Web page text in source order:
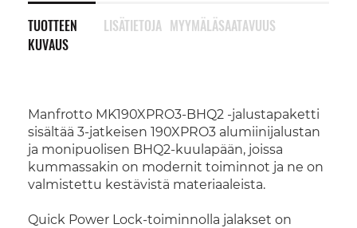
TUOTTEEN
KUVAUS
Manfrotto MK190XPRO3-BHQ2 -jalustapaketti
sisältää 3-jatkeisen 190XPRO3 alumiinijalustan
ja monipuolisen BHQ2-kuulapään, joissa
kummassakin on modernit toiminnot ja ne on
valmistettu kestävistä materiaaleista.
Quick Power Lock-toiminnolla jalakset on
LISÄTIETOJA MYYMÄLÄSAATAVUUS